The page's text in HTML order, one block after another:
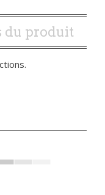
du produit